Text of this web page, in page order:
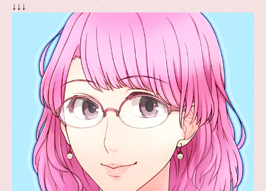
↓↓↓